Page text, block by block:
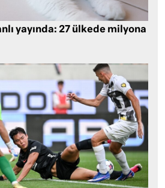
yayında: 27 ülkede milyona